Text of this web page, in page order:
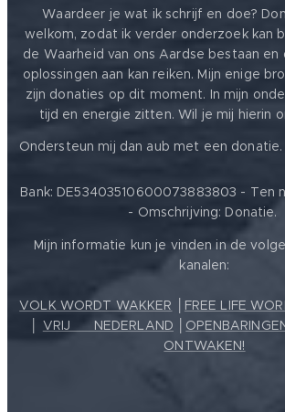
Waardeer je wat ik schrijf en doe?
welkom, zodat ik verder onderzoek kan
de Waarheid van ons Aardse bestaan
oplossingen aan kan reiken. Mijn enige
zijn donaties op dit moment. In mijn
tijd en energie zitten. Wil je mij hierin
Ondersteun mij dan aub met een donatie.
Bank: DE53403510600073883803 - Ten
- Omschrijving: Donatie.
Mijn informatie kun je vinden in de
kanalen:
VOLK WORDT WAKKER FREE LIFE
VRIJ ❤️ NEDERLAND
ONTWAKEN!